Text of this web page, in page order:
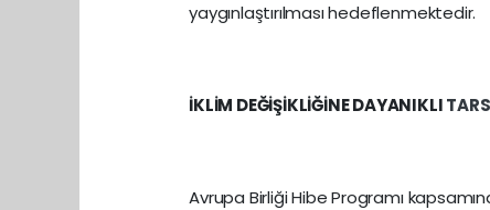
yaygınlaştırılması hedeflenmektedir.
İKLİM DEĞİŞİKLİĞİNE DAYANIKLI
Avrupa Birliği Hibe Programı